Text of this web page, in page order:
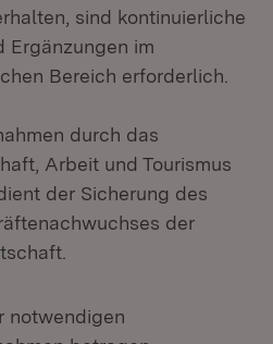
sind kontinuierliche
Ergänzungen im
Bereich erforderlich.
durch das
Arbeit und Tourismus
der Sicherung des
der
notwendigen